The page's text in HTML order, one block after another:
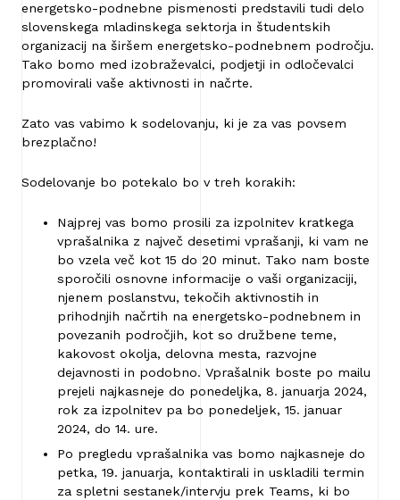
energetsko-podnebne pismenosti predstavili tudi delo
slovenskega mladinskega sektorja in študentskih
organizacij na širšem energetsko-podnebnem področju.
Tako bomo med izobraževalci, podjetji in odločevalci
promovirali vaše aktivnosti in načrte.
Zato vas vabimo k sodelovanju, ki je za vas povsem
brezplačno!
Sodelovanje bo potekalo bo v treh korakih:
Najprej vas bomo prosili za izpolnitev kratkega
vprašalnika z največ desetimi vprašanji, ki vam ne
bo vzela več kot 15 do 20 minut. Tako nam boste
sporočili osnovne informacije o vaši organizaciji,
njenem poslanstvu, tekočih aktivnostih in
prihodnjih načrtih na energetsko-podnebnem in
povezanih področjih, kot so družbene teme,
kakovost okolja, delovna mesta, razvojne
dejavnosti in podobno. Vprašalnik boste po mailu
prejeli najkasneje do ponedeljka, 8. januarja 2024,
rok za izpolnitev pa bo ponedeljek, 15. januar
2024, do 14. ure.
Po pregledu vprašalnika vas bomo najkasneje do
petka, 19. januarja, kontaktirali in uskladili termin
za spletni sestanek/intervju prek Teams, ki bo